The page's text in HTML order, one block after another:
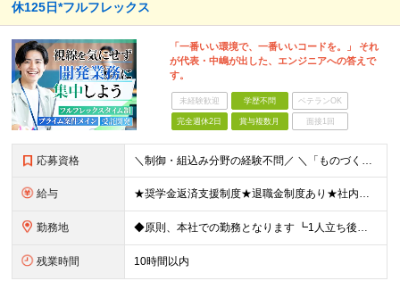
休125日*フルフレックス
「一番いい環境で、一番いいコードを。」 それ
が代表・中嶋が出した、エンジニアへの答えで
す。
未経験歓迎 学歴不問 ベテランOK
完全週休2日 賞与複数月 面接1回
応募資格 ＼制御・組込み分野の経験不問／ ＼「ものづくりエンジニア」になりたい方はまずはご応募ください／ ◆何らかの開発を一人称で行った実務経験のある方 ※言語不問(オープン・Web系でも大丈夫です) ◆学歴
給与 ★奨学金返済支援制度★退職金制度あり★社内副業制度あり★家族手当あり ◆月給285,300～506,150円 ※固定残業代38,550～68,400円 (20時間分) を含む ※超過分は別途割増支給
勤務地 ◆原則、本社での勤務となります ┗1人立ち後はプロジェクト先での勤務となる可能性があります 【本社所在地】兵庫県神戸市中央区江戸町104番地 江戸町104ビル5階 ◎様々な製品開発プロジェクトをご
残業時間 10時間以内